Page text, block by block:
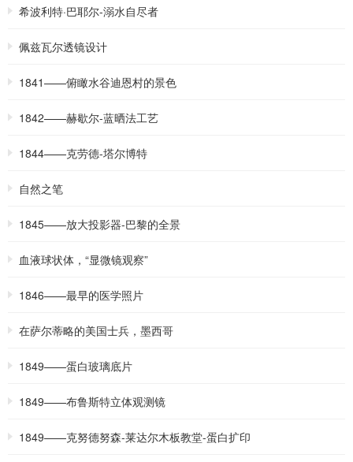
希波利特·巴耶尔-溺水自尽者
佩兹瓦尔透镜设计
1841——俯瞰水谷迪恩村的景色
1842——赫歇尔-蓝晒法工艺
1844——克劳德-塔尔博特
自然之笔
1845——放大投影器-巴黎的全景
血液球状体，“显微镜观察”
1846——最早的医学照片
在萨尔蒂略的美国士兵，墨西哥
1849——蛋白玻璃底片
1849——布鲁斯特立体观测镜
1849——克努德努森-莱达尔木板教堂-蛋白扩印